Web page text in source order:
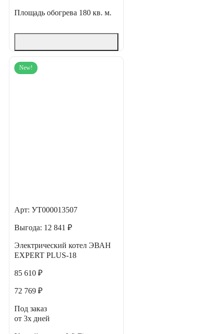
Площадь обогрева 180 кв. м.
New!
Арт: УТ000013507
Выгода: 12 841 ₽
Электрический котел ЭВАН
EXPERT PLUS-18
85 610 ₽
72 769 ₽
Под заказ
от 3х дней